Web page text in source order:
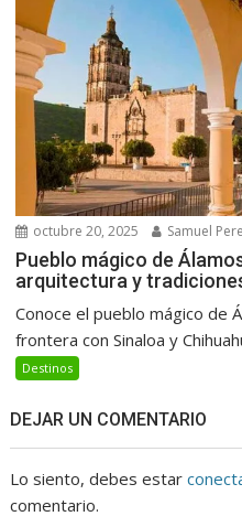
octubre 20, 2025 Samuel
Pueblo mágico de
arquitectura y
Conoce el pueblo mágico de
frontera con Sinaloa y
Destinos
DEJAR UN COMENTARIO
Lo siento, debes estar
comentario.